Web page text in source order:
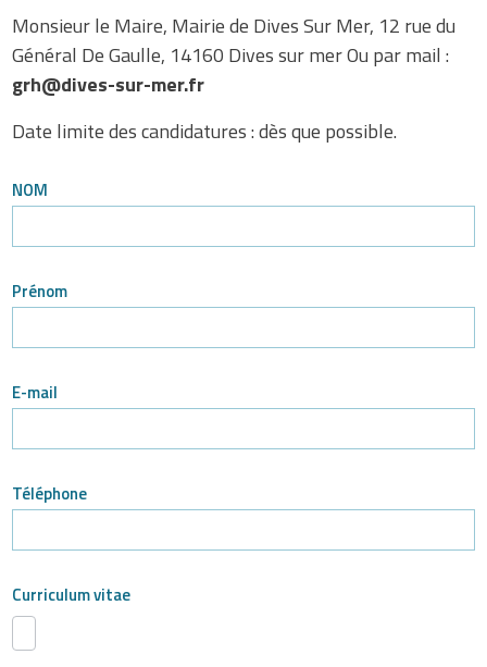
Monsieur le Maire, Mairie de Dives Sur Mer, 12 rue du
Général De Gaulle, 14160 Dives sur mer Ou par mail :
grh@dives-sur-mer.fr
Date limite des candidatures : dès que possible.
Respond
to
announcement
NOM
Prénom
E-mail
Téléphone
Curriculum vitae